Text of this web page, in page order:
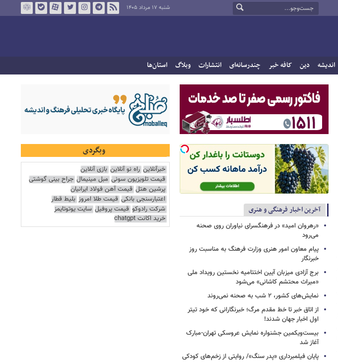
شنبه ۱۷ مرداد ۱۴۰۵
اندیشه دین کافه خبر چندرسانه‌ای انتشارات وبلاگ استان‌ها
آخرین اخبار فرهنگی و هنری
«رهروان امید» در فرهنگسرای نیاوران روی صحنه
می‌رود
پیام معاون امور هنری وزارت فرهنگ به مناسبت روز
خبرنگار
برج آزادی میزبان آیین اختتامیه نخستین رویداد ملی
«میراث محتشم کاشانی» می‌شود
نمایش‌های کشور، ٢ شب به صحنه نمی‌روند
از اتاق خبر تا خط مقدم مرگ؛ خبرنگارانی که خود تیتر
اول اخبار جهان شدند!
بیست‌ویکمین جشنواره نمایش عروسکی تهران-مبارک
آغاز شد
پایان فیلمبرداری «پدر سنگ»/ روایتی از زخم‌های کودکی
وبگردی
خبرآنلاین راه نو آنلاین بازی آنلاین
قیمت تلویزیون سونی مبل مینیمال جراح بینی گوشتی
پرشین هتل قیمت آهن فولاد ایرانیان
اعتبارسنجی بانکی قیمت طلا امروز بلیط قطار
شرکت رادوکو قیمت پروفیل سایت یوتوتایمز
خرید اکانت chatgpt